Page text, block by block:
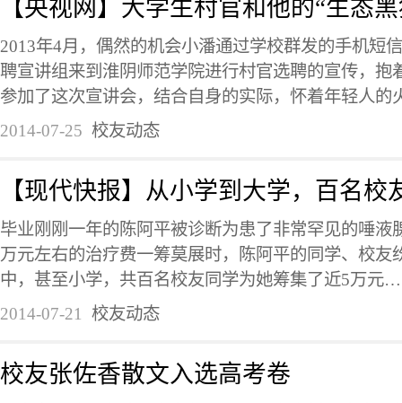
【央视网】大学生村官和他的“生态
2013年4月，偶然的机会小潘通过学校群发的手机短
聘宣讲组来到淮阴师范学院进行村官选聘的宣传，抱
参加了这次宣讲会，结合自身的实际，怀着年轻人的
2014-07-25 校友动态
【现代快报】从小学到大学，百名校
毕业刚刚一年的陈阿平被诊断为患了非常罕见的唾液
万元左右的治疗费一筹莫展时，陈阿平的同学、校友
中，甚至小学，共百名校友同学为她筹集了近5万元
2014-07-21
校友动态
校友张佐香散文入选高考卷